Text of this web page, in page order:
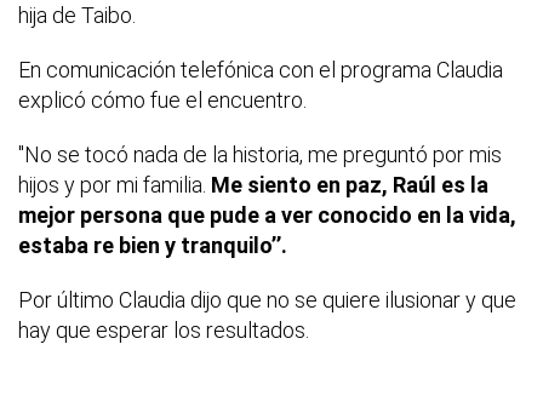
hija de Taibo.
En comunicación telefónica con el programa Claudia
explicó cómo fue el encuentro.
''No se tocó nada de la historia, me preguntó por mis
hijos y por mi familia. Me siento en paz, Raúl es la
mejor persona que pude a ver conocido en la vida,
estaba re bien y tranquilo’’.
Por último Claudia dijo que no se quiere ilusionar y que
hay que esperar los resultados.